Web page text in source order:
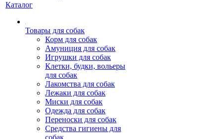
Каталог
Товары для собак
Корм для собак
Амуниция для собак
Игрушки для собак
Клетки, будки, вольеры
для собак
Лакомства для собак
Лежаки для собак
Миски для собак
Одежда для собак
Переноски для собак
Средства гигиены для
собак